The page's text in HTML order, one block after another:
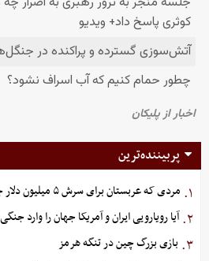
پربیننده‌ترین
۱. مردی که عربستان برای سرش ۵ میلیون دلار جایزه گذاشت
۲. آیا رویارویی ایران و آمریکا جهان را وارد
۳. بازی بزرگ چین در تنگه هرمز